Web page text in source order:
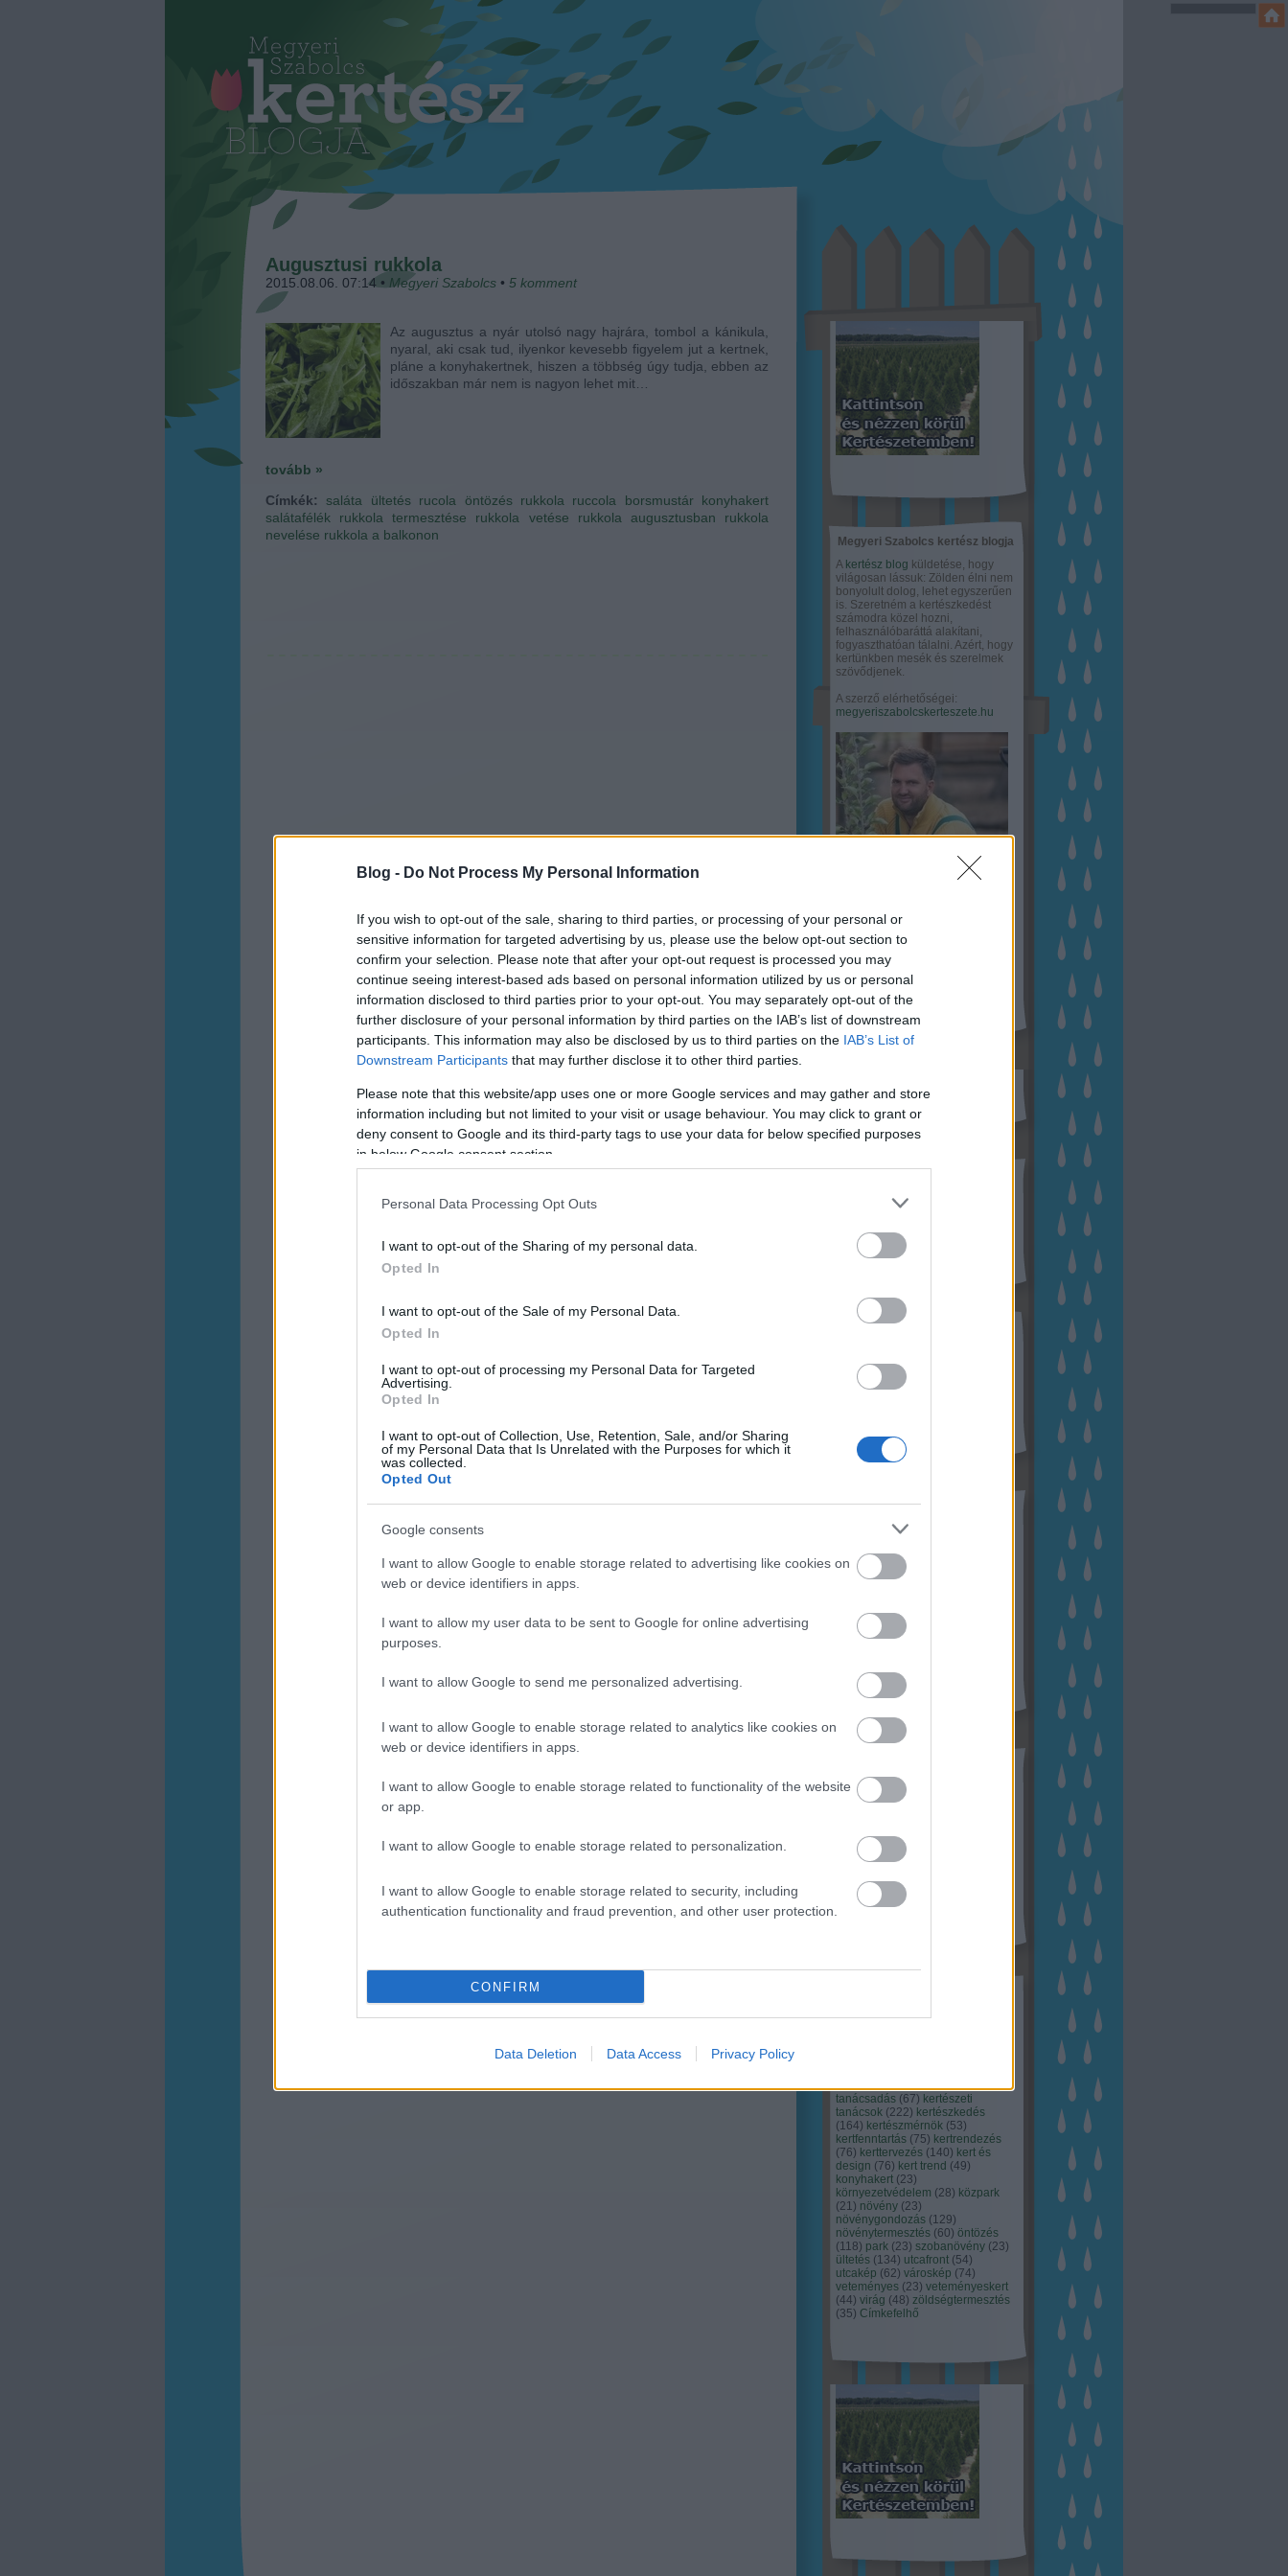
Blog - Do Not Process My Personal Information
If you wish to opt-out of the sale, sharing to third parties, or processing of your personal or
sensitive information for targeted advertising by us, please use the below opt-out section to
confirm your selection. Please note that after your opt-out request is processed you may
continue seeing interest-based ads based on personal information utilized by us or personal
information disclosed to third parties prior to your opt-out. You may separately opt-out of the
further disclosure of your personal information by third parties on the IAB’s list of downstream
participants. This information may also be disclosed by us to third parties on the IAB’s List of
Downstream Participants that may further disclose it to other third parties.
Please note that this website/app uses one or more Google services and may gather and store
information including but not limited to your visit or usage behaviour. You may click to grant or
deny consent to Google and its third-party tags to use your data for below specified purposes
in below Google consent section.
Personal Data Processing Opt Outs
I want to opt-out of the Sharing of my personal data.
Opted In
I want to opt-out of the Sale of my Personal Data.
Opted In
I want to opt-out of processing my Personal Data for Targeted
Advertising.
Opted In
I want to opt-out of Collection, Use, Retention, Sale, and/or Sharing
of my Personal Data that Is Unrelated with the Purposes for which it
was collected.
Opted Out
Google consents
I want to allow Google to enable storage related to advertising like cookies on
web or device identifiers in apps.
I want to allow my user data to be sent to Google for online advertising
purposes.
I want to allow Google to send me personalized advertising.
I want to allow Google to enable storage related to analytics like cookies on
web or device identifiers in apps.
I want to allow Google to enable storage related to functionality of the website
or app.
I want to allow Google to enable storage related to personalization.
I want to allow Google to enable storage related to security, including
authentication functionality and fraud prevention, and other user protection.
CONFIRM
Data Deletion Data Access Privacy Policy
Augusztusi rukkola
2015.08.06. 07:14 • Megyeri Szabolcs • 5 komment
Az augusztus a nyár utolsó nagy hajrára, tombol a kánikula,
nyaral, aki csak tud, ilyenkor kevesebb figyelem jut a kertnek,
pláne a konyhakertnek, hiszen a többség úgy tudja, ebben az
időszakban már nem is nagyon lehet mit…
tovább »
Címkék:saláta ültetés rucola öntözés rukkola ruccola borsmustár konyhakert
salátafélék
rukkola termesztése rukkola vetése rukkola augusztusban
rukkola
nevelése rukkola a balkonon
Megyeri Szabolcs kertész blogja
A kertész blog küldetése, hogy
világosan lássuk: Zölden élni nem
bonyolult dolog, lehet egyszerűen
is. Szeretném a kertészkedést
számodra közel hozni,
felhasználóbaráttá alakítani,
fogyaszthatóan tálalni. Azért, hogy
kertünkben mesék és szerelmek
szövődjenek.
A szerző elérhetőségei:
megyeriszabolcskerteszete.hu
Kertészete
Hírlevél feliratkozás
Archívum
2022 november
2022 szeptember
2022 augusztus
2022 április (
2021 december
2021 október
Budapest (45) dísznövény
(126) kertészet (118) kertészeti
tanácsadás (67) kertészeti
tanácsok (222) kertészkedés
(164) kertészmérnök (53)
kertfenntartás (75) kertrendezés
(76) kerttervezés (140) kert és
design (76) kert trend (49)
konyhakert (23)
környezetvédelem (28) közpark
(21) növény (23)
növénygondozás (129)
növénytermesztés (60) öntözés
(118) park (23) szobanövény (23)
ültetés (134) utcafront (54)
utcakép (62) városkép (74)
veteményes (23) veteményeskert
(44) virág (48) zöldségtermesztés
(35) Címkefelhő